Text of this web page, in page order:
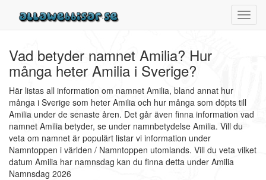
Vad betyder namnet Amilia? Hur
många heter Amilia i Sverige?
Här listas all information om namnet Amilia, bland annat hur
många i Sverige som heter Amilia och hur många som döpts till
Amilia under de senaste åren. Det går även finna information vad
namnet Amilia betyder, se under namnbetydelse Amilia. Vill du
veta om namnet är populärt listar vi information under
Namntoppen i världen / Namntoppen utomlands. Vill du veta vilket
datum Amilia har namnsdag kan du finna detta under Amilia
Namnsdag 2026